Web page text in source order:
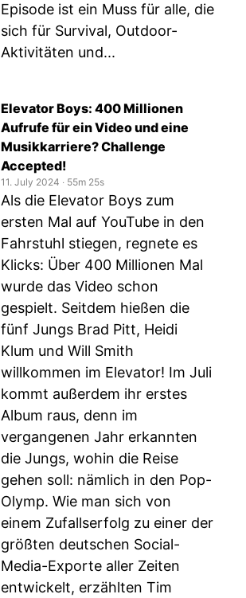
Episode ist ein Muss für alle, die
sich für Survival, Outdoor-
Aktivitäten und...
Elevator Boys: 400 Millionen
Aufrufe für ein Video und eine
Musikkarriere? Challenge
Accepted!
11. July 2024 ‧ 55m 25s
Als die Elevator Boys zum
ersten Mal auf YouTube in den
Fahrstuhl stiegen, regnete es
Klicks: Über 400 Millionen Mal
wurde das Video schon
gespielt. Seitdem hießen die
fünf Jungs Brad Pitt, Heidi
Klum und Will Smith
willkommen im Elevator! Im Juli
kommt außerdem ihr erstes
Album raus, denn im
vergangenen Jahr erkannten
die Jungs, wohin die Reise
gehen soll: nämlich in den Pop-
Olymp. Wie man sich von
einem Zufallserfolg zu einer der
größten deutschen Social-
Media-Exporte aller Zeiten
entwickelt, erzählten Tim